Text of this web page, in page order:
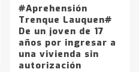
#Aprehensión
Trenque Lauquen#
De un joven de 17
años por ingresar a
una vivienda sin
autorización
de Bahía
que Agosto vendrá
heladas, en gran parte